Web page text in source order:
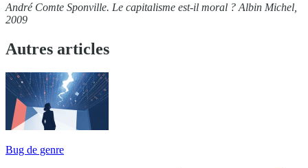
André Comte Sponville. Le capitalisme est-il moral ? Albin Michel,
2009
Autres articles
Bug de genre